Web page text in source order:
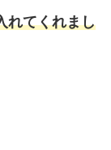
れてくれまし